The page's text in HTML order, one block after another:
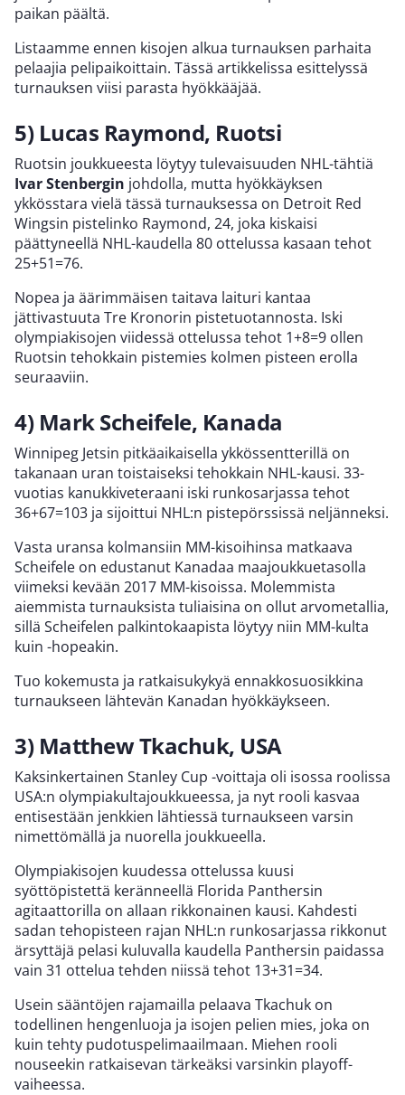
paikan päältä.
Listaamme ennen kisojen alkua turnauksen parhaita
pelaajia pelipaikoittain. Tässä artikkelissa esittelyssä
turnauksen viisi parasta hyökkääjää.
5) Lucas Raymond, Ruotsi
Ruotsin joukkueesta löytyy tulevaisuuden NHL-tähtiä
Ivar Stenbergin johdolla, mutta hyökkäyksen
ykkösstara vielä tässä turnauksessa on Detroit Red
Wingsin pistelinko Raymond, 24, joka kiskaisi
päättyneellä NHL-kaudella 80 ottelussa kasaan tehot
25+51=76.
Nopea ja äärimmäisen taitava laituri kantaa
jättivastuuta Tre Kronorin pistetuotannosta. Iski
olympiakisojen viidessä ottelussa tehot 1+8=9 ollen
Ruotsin tehokkain pistemies kolmen pisteen erolla
seuraaviin.
4) Mark Scheifele, Kanada
Winnipeg Jetsin pitkäaikaisella ykkössentterillä on
takanaan uran toistaiseksi tehokkain NHL-kausi. 33-
vuotias kanukkiveteraani iski runkosarjassa tehot
36+67=103 ja sijoittui NHL:n pistepörssissä neljänneksi.
Vasta uransa kolmansiin MM-kisoihinsa matkaava
Scheifele on edustanut Kanadaa maajoukkuetasolla
viimeksi kevään 2017 MM-kisoissa. Molemmista
aiemmista turnauksista tuliaisina on ollut arvometallia,
sillä Scheifelen palkintokaapista löytyy niin MM-kulta
kuin -hopeakin.
Tuo kokemusta ja ratkaisukykyä ennakkosuosikkina
turnaukseen lähtevän Kanadan hyökkäykseen.
3) Matthew Tkachuk, USA
Kaksinkertainen Stanley Cup -voittaja oli isossa roolissa
USA:n olympiakultajoukkueessa, ja nyt rooli kasvaa
entisestään jenkkien lähtiessä turnaukseen varsin
nimettömällä ja nuorella joukkueella.
Olympiakisojen kuudessa ottelussa kuusi
syöttöpistettä keränneellä Florida Panthersin
agitaattorilla on allaan rikkonainen kausi. Kahdesti
sadan tehopisteen rajan NHL:n runkosarjassa rikkonut
ärsyttäjä pelasi kuluvalla kaudella Panthersin paidassa
vain 31 ottelua tehden niissä tehot 13+31=34.
Usein sääntöjen rajamailla pelaava Tkachuk on
todellinen hengenluoja ja isojen pelien mies, joka on
kuin tehty pudotuspelimaailmaan. Miehen rooli
nouseekin ratkaisevan tärkeäksi varsinkin playoff-
vaiheessa.